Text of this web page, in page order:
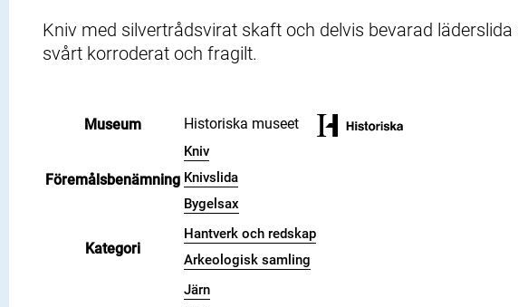
Kniv med silvertrådsvirat skaft och delvis bevarad
svårt korroderat och fragilt.
Museum Historiska museet
Föremålsbenämning
Kniv
Knivslida
Bygelsax
Kategori
Hantverk och redskap
Arkeologisk samling
Järn